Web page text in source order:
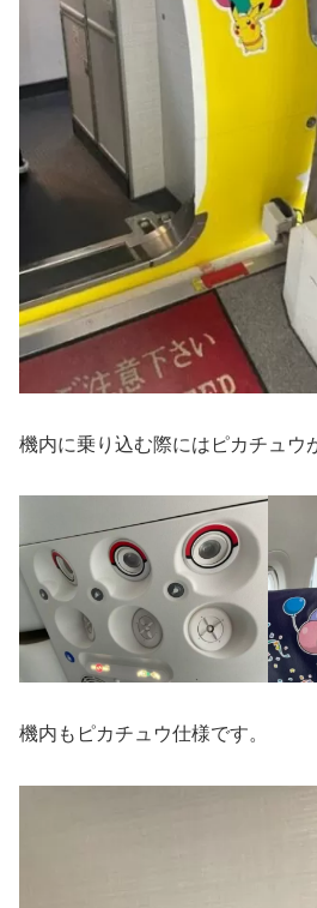
機内に乗り込む際にはピカチュウ
機内もピカチュウ仕様です。